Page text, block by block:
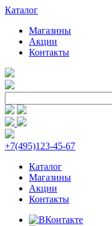
Каталог
Магазины
Акции
Контакты
+7(495)123-45-67
Каталог
Магазины
Акции
Контакты